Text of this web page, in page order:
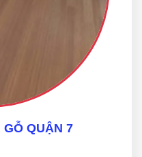
QUẬN 7